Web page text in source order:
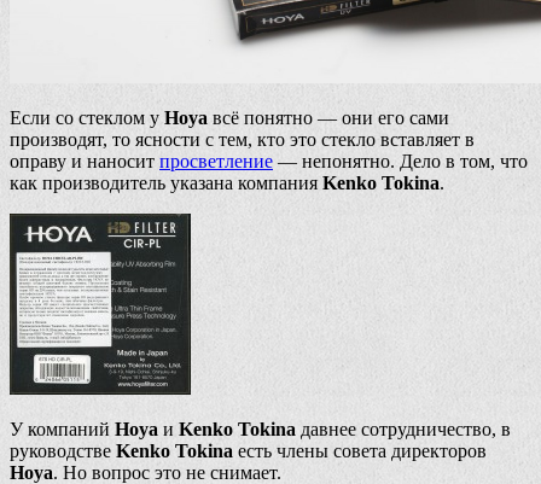
Если со стеклом у Hoya всё понятно — они его сами
производят, то ясности с тем, кто это стекло вставляет в
оправу и наносит просветление— непонятно. Дело в том, что
как производитель указана компанияKenko Tokina.
У компаний Hoya и Kenko Tokina давнее сотрудничество, в
руководстве Kenko Tokina есть члены совета директоров
Hoya. Но вопрос это не снимает.